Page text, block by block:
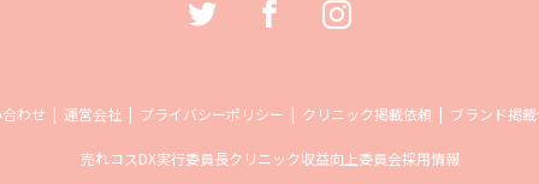
わせ 運営会社 プライバシーポリシー クリニック掲載依頼 ブランド掲
売れコスDX実行委員長クリニック収益向上委員会採用情報